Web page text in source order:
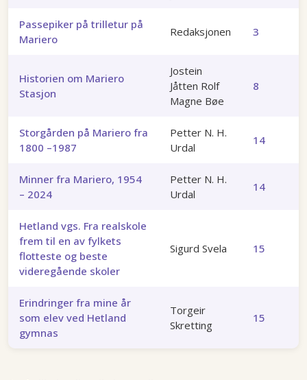
Passepiker på trilletur på
Mariero
Redaksjonen 3
Historien om Mariero
Stasjon
Jostein
Jåtten Rolf
Magne Bøe
8
Storgården på Mariero fra
1800 –1987
Petter N. H.
Urdal
14
Minner fra Mariero, 1954
– 2024
Petter N. H.
Urdal
14
Hetland vgs. Fra realskole
frem til en av fylkets
flotteste og beste
videregående skoler
Sigurd Svela 15
Erindringer fra mine år
som elev ved Hetland
gymnas
Torgeir
Skretting
15